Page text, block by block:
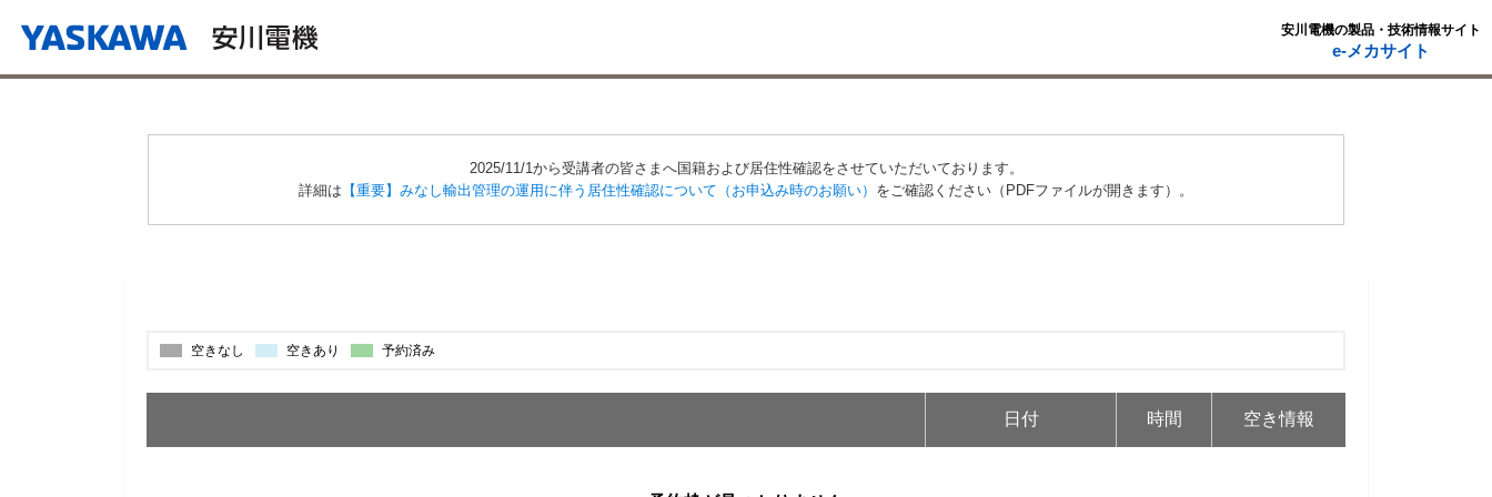
安川電機の製品・技術情報サイト
e-メカサイト
2025/11/1から受講者の皆さまへ国籍および居住性確認をさせていただいております。
詳細は 【重要】みなし輸出管理の運用に伴う居住性確認について（お申込み時のお願い） をご確認ください（PDFファイルが開きます）。